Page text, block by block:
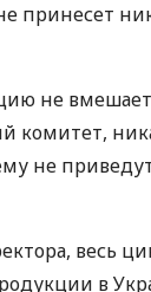
принесет
не
комитет,
не
весь
в